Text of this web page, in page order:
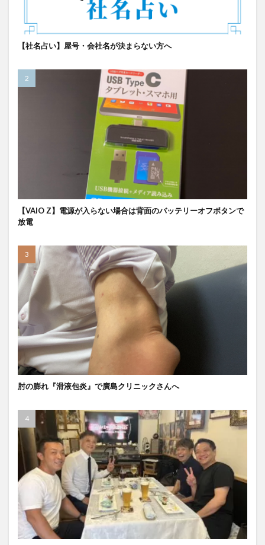
【社名占い】屋号・会社名が決まらない方へ
【VAIO Z】電源が入らない場合は背面のバッテリーオフボタンで
放電
肘の膨れ『滑液包炎』で廣島クリニックさんへ